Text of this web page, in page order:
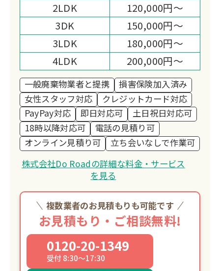
2LDK
120,000円～
3DK
150,000円～
3LDK
180,000円～
4LDK
200,000円～
一般廃棄物業者と提携
損害保険加入済み
女性スタッフ対応
クレジットカード対応
PayPay対応
即日対応可
土日祝日対応可
18時以降対応可
電話の見積り可
オンライン見積り可
立ち会いなしで作業可
株式会社Do Roadの詳細な料金・サービス
を見る
複数業者のお見積もりも可能です
お見積もり・ご相談無料!
0120-20-1349
受付 8:30～17:30